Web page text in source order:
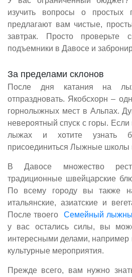
изучить вопросы о простых
предлагают вам чистые,
завтрак. Просто проверьте
подъемники в Давосе и
За пределами склонов
После дня катания на
отпраздновать. Якобсхорн –
горнолыжных мест в Альпах.
невероятный спуск с горы.
лыжах и хотите узнать
присоединиться Лыжные школы
В Давосе множество
традиционные швейцарские
По всему городу вы также
итальянские, азиатские и
После твоего Семейный
у вас остались силы, вы
интересными делами, например
культурные мероприятия.
Прежде всего, вам нужно